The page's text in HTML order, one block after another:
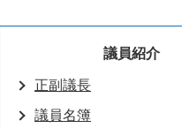
議員紹介
正副議長
議員名簿